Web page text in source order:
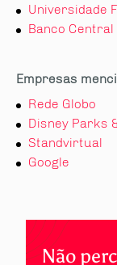
Universidade
Banco Central
Empresas
Rede Globo
Disney Parks
Standvirtual
Google
Não